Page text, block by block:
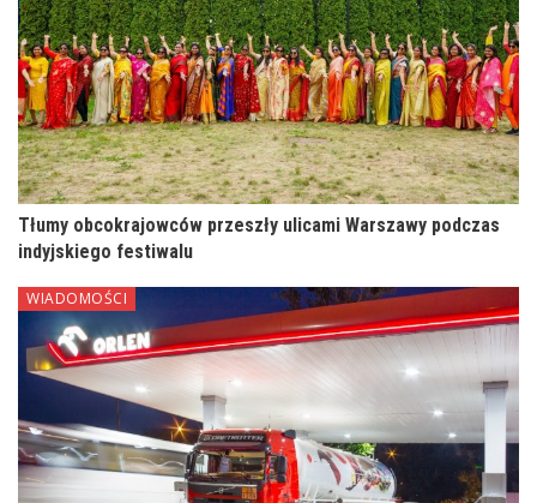
Tłumy obcokrajowców przeszły ulicami Warszawy podczas
indyjskiego festiwalu
WIADOMOŚCI